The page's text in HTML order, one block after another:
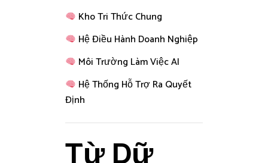
Kho Tri Thức Chung
Hệ Điều Hành Doanh Nghiệp
Môi Trường Làm Việc AI
Hệ Thống Hỗ Trợ Ra Quyết
Định